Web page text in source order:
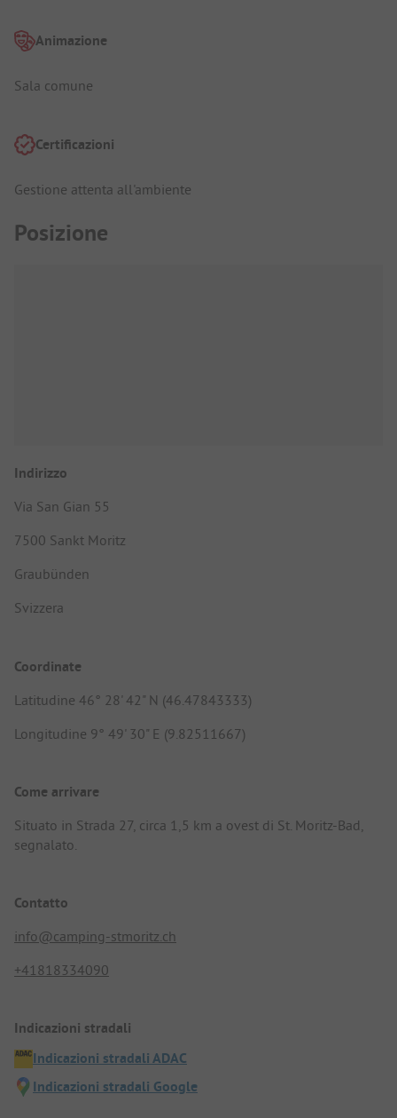
Animazione
Sala comune
Certificazioni
Gestione attenta all'ambiente
Posizione
Indirizzo
Via San Gian 55
7500 Sankt Moritz
Graubünden
Svizzera
Coordinate
Latitudine 46° 28' 42" N (46.47843333)
Longitudine 9° 49' 30" E (9.82511667)
Come arrivare
Situato in Strada 27, circa 1,5 km a ovest di St. Moritz-Bad,
segnalato.
Contatto
info@camping-stmoritz.ch
+41818334090
Indicazioni stradali
Indicazioni stradali ADAC
Indicazioni stradali Google